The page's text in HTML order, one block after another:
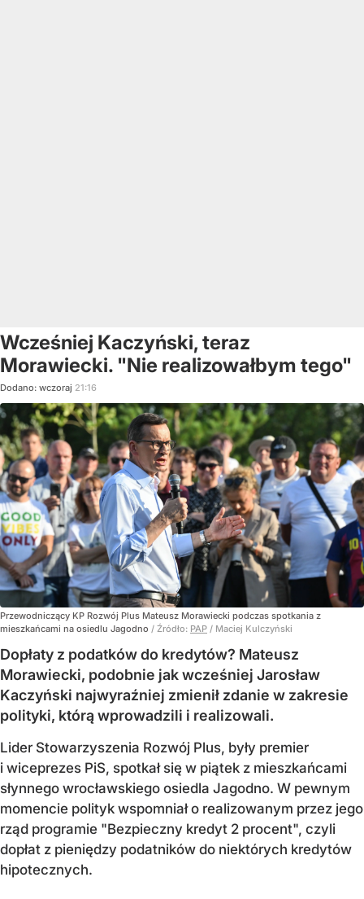
Wcześniej Kaczyński, teraz
Morawiecki. "Nie realizowałbym tego"
Dodano: wczoraj 21:16
Przewodniczący KP Rozwój Plus Mateusz Morawiecki podczas spotkania z
mieszkańcami na osiedlu Jagodno / Źródło: PAP / Maciej Kulczyński
Dopłaty z podatków do kredytów? Mateusz
Morawiecki, podobnie jak wcześniej Jarosław
Kaczyński najwyraźniej zmienił zdanie w zakresie
polityki, którą wprowadzili i realizowali.
Lider Stowarzyszenia Rozwój Plus, były premier
i wiceprezes PiS, spotkał się w piątek z mieszkańcami
słynnego wrocławskiego osiedla Jagodno. W pewnym
momencie polityk wspomniał o realizowanym przez jego
rząd programie "Bezpieczny kredyt 2 procent", czyli
dopłat z pieniędzy podatników do niektórych kredytów
hipotecznych.